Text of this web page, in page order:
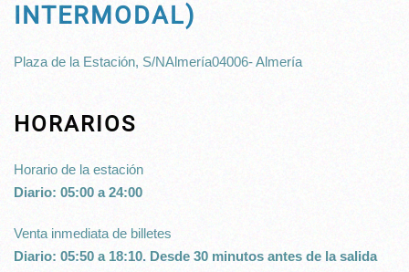
INTERMODAL)
Plaza de la Estación, S/NAlmería04006- Almería
HORARIOS
Horario de la estación
Diario: 05:00 a 24:00
Venta inmediata de billetes
Diario: 05:50 a 18:10. Desde 30 minutos antes de la salida